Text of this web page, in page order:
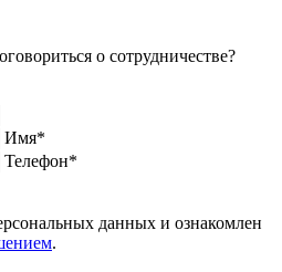
о сотрудничестве?
Имя*
Телефон*
данных и ознакомлен
.